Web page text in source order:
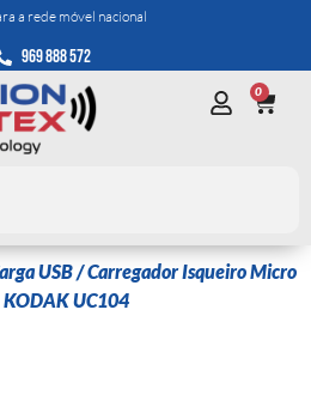
a rede móvel nacional
969 888 572
0
USB/ Carregador Isqueiro Micro
UC104